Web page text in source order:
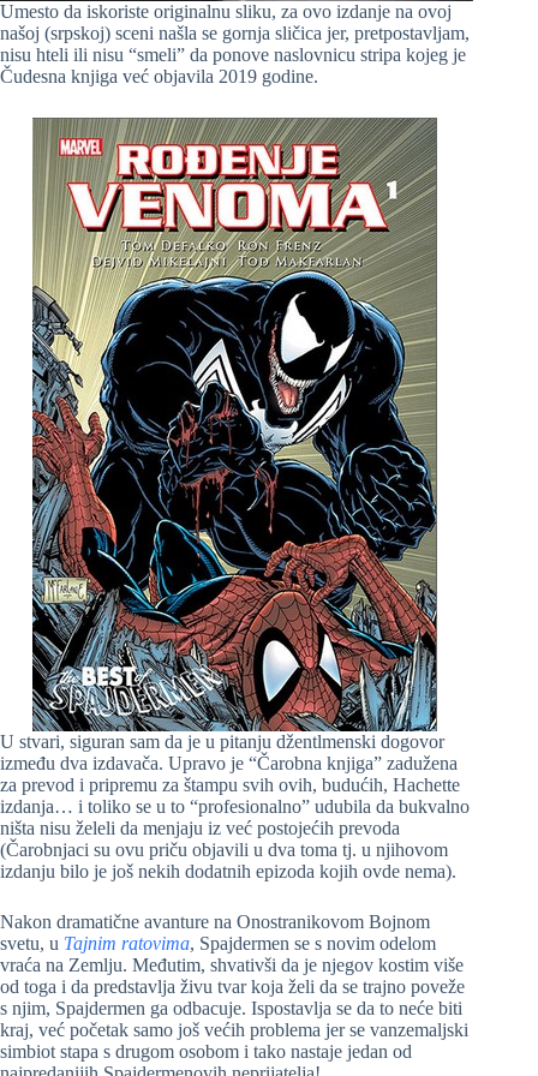
Umesto da iskoriste originalnu sliku, za ovo izdanje na ovoj
našoj (srpskoj) sceni našla se gornja sličica jer, pretpostavljam,
nisu hteli ili nisu “smeli” da ponove naslovnicu stripa kojeg je
Čudesna knjiga već objavila 2019 godine.
U stvari, siguran sam da je u pitanju džentlmenski dogovor
između dva izdavača. Upravo je “Čarobna knjiga” zadužena
za prevod i pripremu za štampu svih ovih, budućih, Hachette
izdanja… i toliko se u to “profesionalno” udubila da bukvalno
ništa nisu želeli da menjaju iz već postojećih prevoda
(Čarobnjaci su ovu priču objavili u dva toma tj. u njihovom
izdanju bilo je još nekih dodatnih epizoda kojih ovde nema).
Nakon dramatične avanture na Onostranikovom Bojnom
svetu, u Tajnim ratovima, Spajdermen se s novim odelom
vraća na Zemlju. Međutim, shvativši da je njegov kostim više
od toga i da predstavlja živu tvar koja želi da se trajno poveže
s njim, Spajdermen ga odbacuje. Ispostavlja se da to neće biti
kraj, već početak samo još većih problema jer se vanzemaljski
simbiot stapa s drugom osobom i tako nastaje jedan od